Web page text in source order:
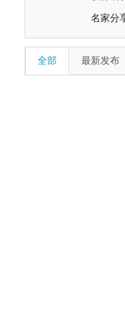
名家分
全部 最新发布